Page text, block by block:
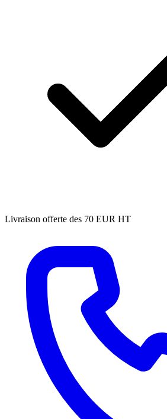
Livraison offerte des 70 EUR HT